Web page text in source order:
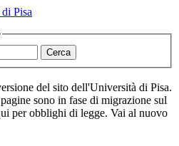
Cerca
del sito dell'Università di Pisa.
sono in fase di migrazione sul
per obblighi di legge. Vai al nuovo